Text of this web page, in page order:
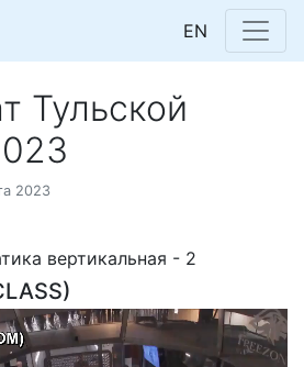
EN
Тульской
2023
вертикальная - 2